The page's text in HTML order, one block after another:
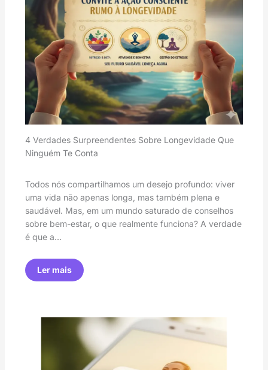
4 Verdades Surpreendentes Sobre Longevidade Que
Ninguém Te Conta
Todos nós compartilhamos um desejo profundo: viver
uma vida não apenas longa, mas também plena e
saudável. Mas, em um mundo saturado de conselhos
sobre bem-estar, o que realmente funciona? A verdade
é que a…
Ler mais